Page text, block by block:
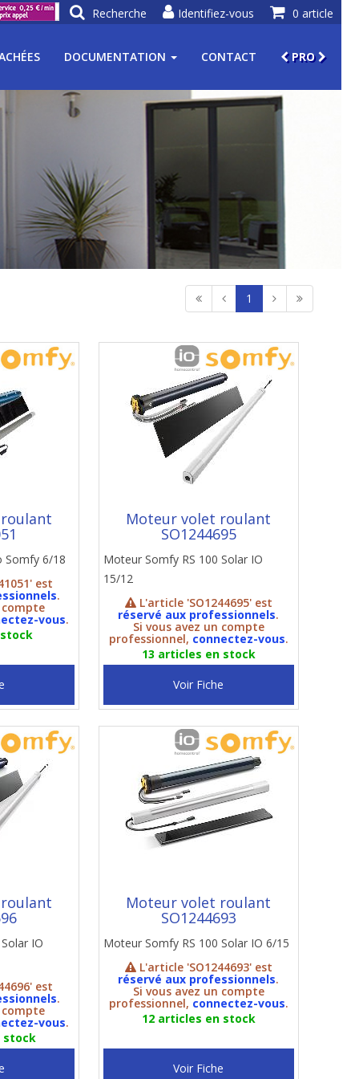
0 article
Identifiez-vous
Recherche
DOCUMENTATION CONTACT PRO
1
Somfy 6/18
est
.
compte
vous.
Moteur volet roulant
SO1244695
Moteur Somfy RS 100 Solar IO
15/12
L'article 'SO1244695' est
réservé aux professionnels.
Si vous avez un compte
professionnel, connectez-vous.
13 articles en stock
Voir Fiche
IO
est
.
compte
vous.
stock
Moteur volet roulant
SO1244693
Moteur Somfy RS 100 Solar IO 6/15
L'article 'SO1244693' est
réservé aux professionnels.
Si vous avez un compte
professionnel, connectez-vous.
12 articles en stock
Voir Fiche